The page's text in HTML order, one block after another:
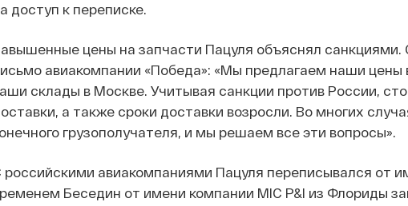
доступ к переписке.
цены на запчасти Пацуля объяснял санкциями.
авиакомпании «Победа»: «Мы предлагаем наши
склады в Москве. Учитывая санкции против России,
а также сроки доставки возросли. Во многих
грузополучателя, и мы решаем все эти вопросы».
российскими авиакомпаниями Пацуля переписывался от
Беседин от имени компании MIC P&I из Флориды